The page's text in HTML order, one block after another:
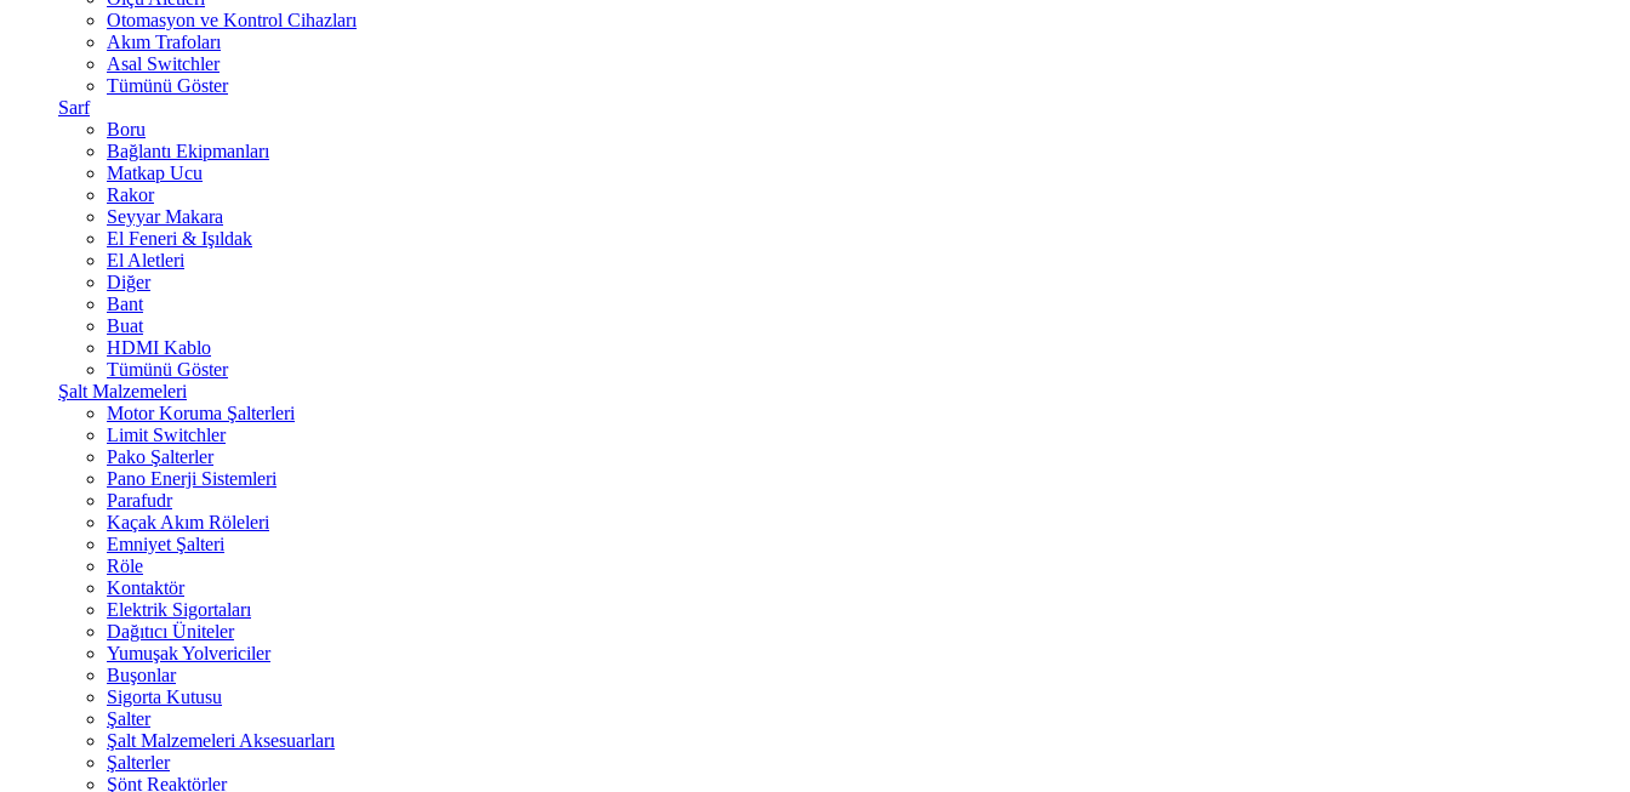
Otomasyon ve Kontrol Cihazları
Akım Trafoları
Asal Switchler
Tümünü Göster
Sarf
Boru
Bağlantı Ekipmanları
Matkap Ucu
Rakor
Seyyar Makara
El Feneri & Işıldak
El Aletleri
Diğer
Bant
Buat
HDMI Kablo
Tümünü Göster
Şalt Malzemeleri
Motor Koruma Şalterleri
Limit Switchler
Pako Şalterler
Pano Enerji Sistemleri
Parafudr
Kaçak Akım Röleleri
Emniyet Şalteri
Röle
Kontaktör
Elektrik Sigortaları
Dağıtıcı Üniteler
Yumuşak Yolvericiler
Buşonlar
Sigorta Kutusu
Şalter
Şalt Malzemeleri Aksesuarları
Şalterler
Şönt Reaktörler